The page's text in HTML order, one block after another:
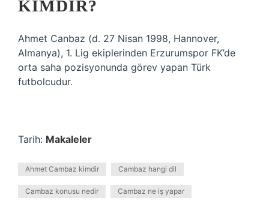
KIMDIR?
Ahmet Canbaz (d. 27 Nisan 1998, Hannover,
Almanya), 1. Lig ekiplerinden Erzurumspor FK’de
orta saha pozisyonunda görev yapan Türk
futbolcudur.
Tarih: Makaleler
Ahmet Cambaz kimdir Cambaz hangi dil
Cambaz konusu nedir Cambaz ne iş yapar